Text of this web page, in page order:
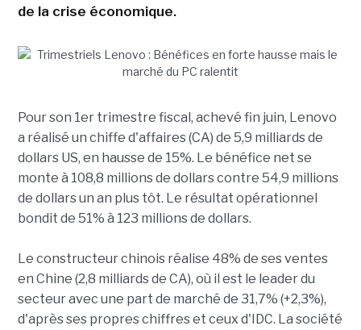
de la crise économique.
Pour son 1er trimestre fiscal, achevé fin juin, Lenovo
a réalisé un chiffe d'affaires (CA) de 5,9 milliards de
dollars US, en hausse de 15%. Le bénéfice net se
monte à 108,8 millions de dollars contre 54,9 millions
de dollars un an plus tôt. Le résultat opérationnel
bondit de 51% à 123 millions de dollars.
Le constructeur chinois réalise 48% de ses ventes
en Chine (2,8 milliards de CA), où il est le leader du
secteur avec une part de marché de 31,7% (+2,3%),
d'après ses propres chiffres et ceux d'IDC. La société